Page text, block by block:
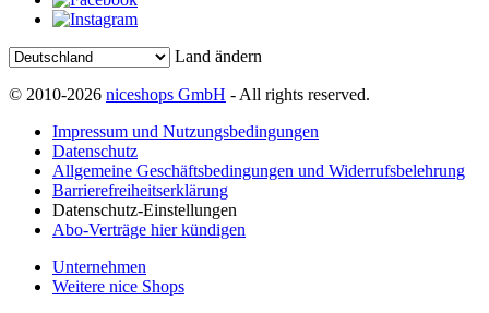
Land ändern
© 2010-2026 niceshops GmbH - All rights reserved.
Impressum und Nutzungsbedingungen
Datenschutz
Allgemeine Geschäftsbedingungen und Widerrufsbelehrung
Barrierefreiheitserklärung
Datenschutz-Einstellungen
Abo-Verträge hier kündigen
Unternehmen
Weitere nice Shops